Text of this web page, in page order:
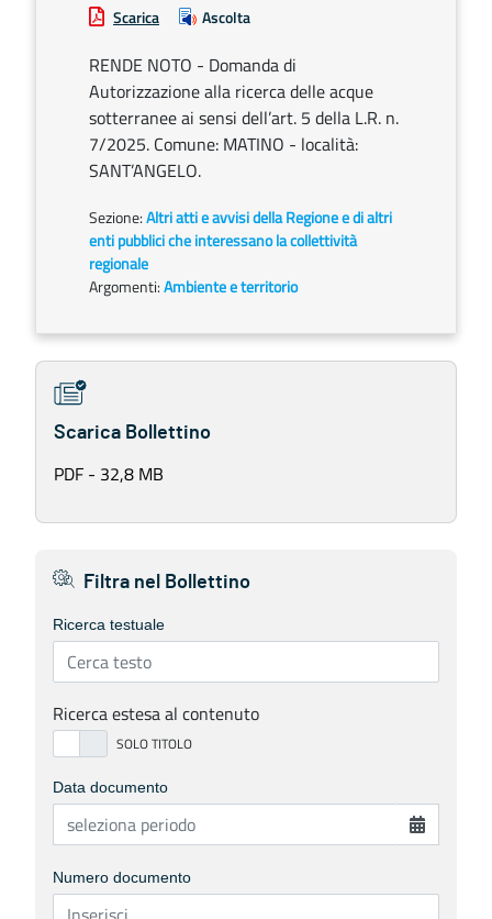
Scarica Ascolta
RENDE NOTO - Domanda di
Autorizzazione alla ricerca delle acque
sotterranee ai sensi dell’art. 5 della L.R. n.
7/2025. Comune: MATINO - località:
SANT’ANGELO.
Sezione:Altri atti e avvisi della Regione e di altri
enti pubblici che interessano la collettività
regionale
Argomenti:Ambiente e territorio
Scarica Bollettino
PDF - 32,8 MB
Filtra nel Bollettino
Ricerca testuale
Ricerca estesa al contenuto
Data documento
Numero documento